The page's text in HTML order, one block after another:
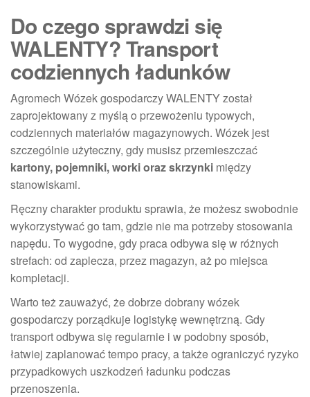
Do czego sprawdzi się
WALENTY? Transport
codziennych ładunków
Agromech Wózek gospodarczy WALENTY został
zaprojektowany z myślą o przewożeniu typowych,
codziennych materiałów magazynowych. Wózek jest
szczególnie użyteczny, gdy musisz przemieszczać
kartony, pojemniki, worki oraz skrzynki między
stanowiskami.
Ręczny charakter produktu sprawia, że możesz swobodnie
wykorzystywać go tam, gdzie nie ma potrzeby stosowania
napędu. To wygodne, gdy praca odbywa się w różnych
strefach: od zaplecza, przez magazyn, aż po miejsca
kompletacji.
Warto też zauważyć, że dobrze dobrany wózek
gospodarczy porządkuje logistykę wewnętrzną. Gdy
transport odbywa się regularnie i w podobny sposób,
łatwiej zaplanować tempo pracy, a także ograniczyć ryzyko
przypadkowych uszkodzeń ładunku podczas
przenoszenia.